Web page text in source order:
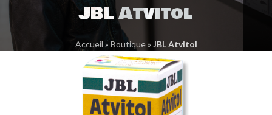
JBL Atvitol
Accueil » Boutique» JBL Atvitol